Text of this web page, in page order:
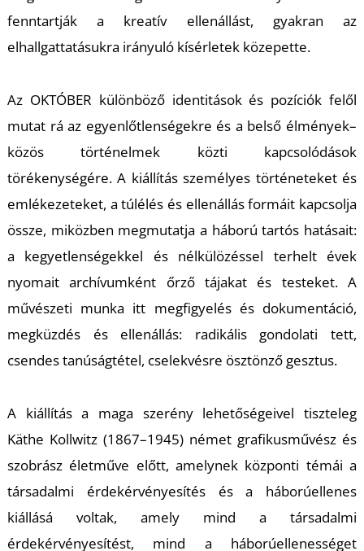
fenntartják a kreatív ellenállást, gyakran az
elhallgattatásukra irányuló kísérletek közepette.
Az OKTÓBER különböző identitások és pozíciók felől
mutat rá az egyenlőtlenségekre és a belső élmények–
közös történelmek közti kapcsolódások
törékenységére. A kiállítás személyes történeteket és
emlékezeteket, a túlélés és ellenállás formáit kapcsolja
össze, miközben megmutatja a háború tartós hatásait:
a kegyetlenségekkel és nélkülözéssel terhelt évek
nyomait archívumként őrző tájakat és testeket. A
művészeti munka itt megfigyelés és dokumentáció,
megküzdés és ellenállás: radikális gondolati tett,
csendes tanúságtétel, cselekvésre ösztönző gesztus.
A kiállítás a maga szerény lehetőségeivel tiszteleg
Käthe Kollwitz (1867–1945) német grafikusművész és
szobrász életműve előtt, amelynek központi témái a
társadalmi érdekérvényesítés és a háborúellenes
kiállásá voltak, amely mind a társadalmi
érdekérvényesítést, mind a háborúellenességet